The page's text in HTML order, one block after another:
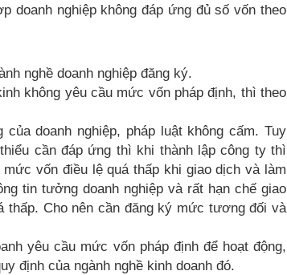
doanh nghiệp không đáp ứng đủ số vốn theo
nghề doanh nghiệp đăng ký.
không yêu cầu mức vốn pháp định, thì theo
doanh nghiệp, pháp luật không cấm. Tuy
cần đáp ứng thì khi thành lập công ty thì
vốn điều lệ quá thấp khi giao dịch và làm
tin tưởng doanh nghiệp và rất hạn chế giao
Cho nên cần đăng ký mức tương đối và
yêu cầu mức vốn pháp định để hoạt động,
định của ngành nghề kinh doanh đó.